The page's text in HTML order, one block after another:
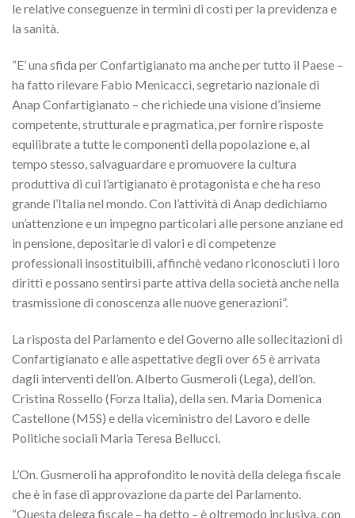
le relative conseguenze in termini di costi per la previdenza e
la sanità.
“E’ una sfida per Confartigianato ma anche per tutto il Paese –
ha fatto rilevare Fabio Menicacci, segretario nazionale di
Anap Confartigianato – che richiede una visione d’insieme
competente, strutturale e pragmatica, per fornire risposte
equilibrate a tutte le componenti della popolazione e, al
tempo stesso, salvaguardare e promuovere la cultura
produttiva di cui l’artigianato è protagonista e che ha reso
grande l’Italia nel mondo. Con l’attività di Anap dedichiamo
un’attenzione e un impegno particolari alle persone anziane ed
in pensione, depositarie di valori e di competenze
professionali insostituibili, affinchè vedano riconosciuti i loro
diritti e possano sentirsi parte attiva della società anche nella
trasmissione di conoscenza alle nuove generazioni”.
La risposta del Parlamento e del Governo alle sollecitazioni di
Confartigianato e alle aspettative degli over 65 è arrivata
dagli interventi dell’on. Alberto Gusmeroli (Lega), dell’on.
Cristina Rossello (Forza Italia), della sen. Maria Domenica
Castellone (M5S) e della viceministro del Lavoro e delle
Politiche sociali Maria Teresa Bellucci.
L’On. Gusmeroli ha approfondito le novità della delega fiscale
che è in fase di approvazione da parte del Parlamento.
“Questa delega fiscale – ha detto – è oltremodo inclusiva, con